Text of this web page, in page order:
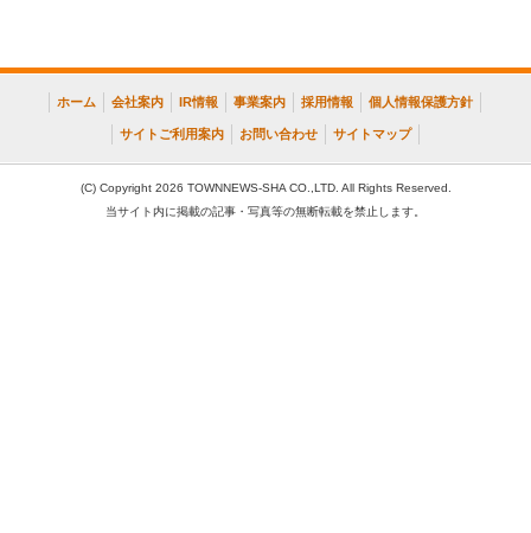
ホーム 会社案内 IR情報 事業案内 採用情報 個人情報保護方針
サイトご利用案内 お問い合わせ サイトマップ
(C) Copyright 2026 TOWNNEWS-SHA CO.,LTD. All Rights Reserved.
当サイト内に掲載の記事・写真等の無断転載を禁止します。